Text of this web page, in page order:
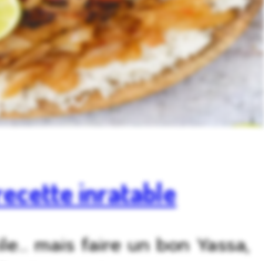
inratable
mais faire un bon Yassa,